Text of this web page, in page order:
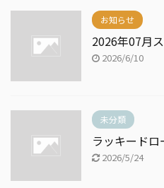
お知らせ
2026年07月
2026/6/10
未分類
ラッキード
2026/5/24